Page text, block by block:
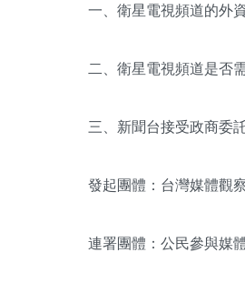
一、衛星電視頻道的外
二、衛星電視頻道是否
三、新聞台接受政商委
發起團體：台灣媒體觀
連署團體：公民參與媒